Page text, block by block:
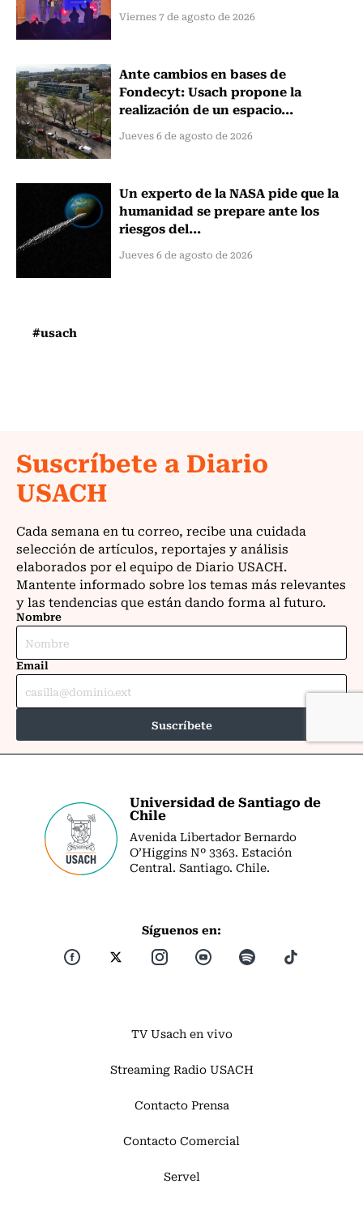
Viernes 7 de agosto de 2026
Ante cambios en bases de
Fondecyt: Usach propone la
realización de un espacio...
Jueves 6 de agosto de 2026
Un experto de la NASA pide que la
humanidad se prepare ante los
riesgos del...
Jueves 6 de agosto de 2026
#usach
Universidad de Santiago de
Chile
Avenida Libertador Bernardo
O’Higgins Nº 3363. Estación
Central. Santiago. Chile.
Síguenos en:
TV Usach en vivo
Streaming Radio USACH
Contacto Prensa
Contacto Comercial
Servel